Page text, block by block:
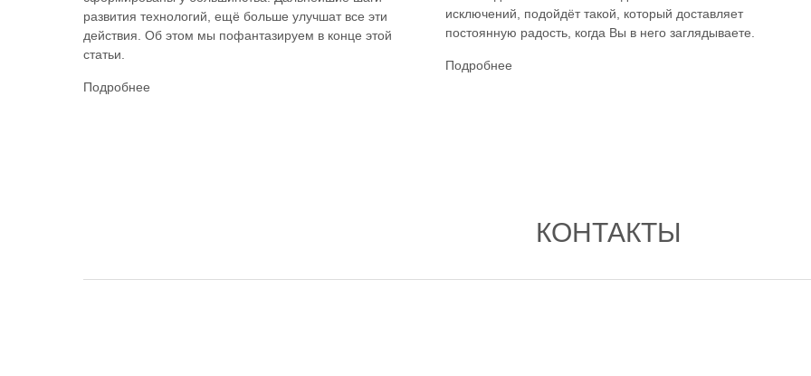
развития технологий, ещё больше улучшат все эти
действия. Об этом мы пофантазируем в конце этой
статьи.
Подробнее
исключений, подойдёт такой, который доставляет
постоянную радость, когда Вы в него заглядываете.
Подробнее
КОНТАКТЫ